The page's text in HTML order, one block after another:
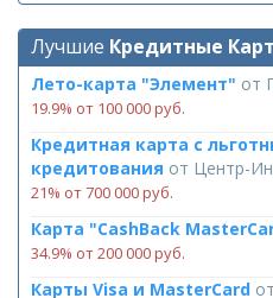
Лучшие Кредитные
Лето-карта "Элемент" от
19.9% от 100 000 руб.
Кредитная карта с
кредитования от Центр-
21% от 700 000 руб.
Карта "CashBack
34.9% от 200 000 руб.
Карты Visa и MasterCard от